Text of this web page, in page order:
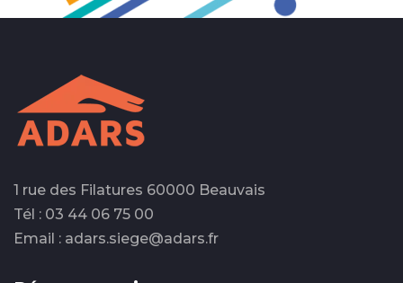
1 rue des Filatures 60000 Beauvais
Tél : 03 44 06 75 00
Email : adars.siege@adars.fr